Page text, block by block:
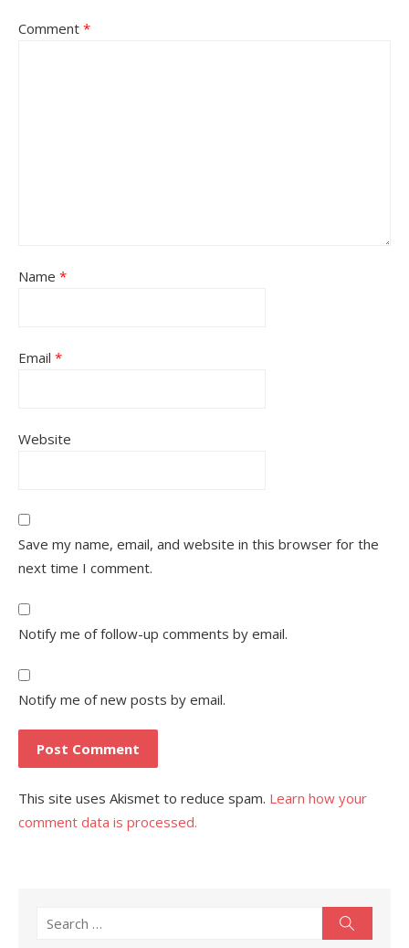
Comment *
Name *
Email *
Website
Save my name, email, and website in this browser for the
next time I comment.
Notify me of follow-up comments by email.
Notify me of new posts by email.
This site uses Akismet to reduce spam. Learn how your
comment data is processed.
Search